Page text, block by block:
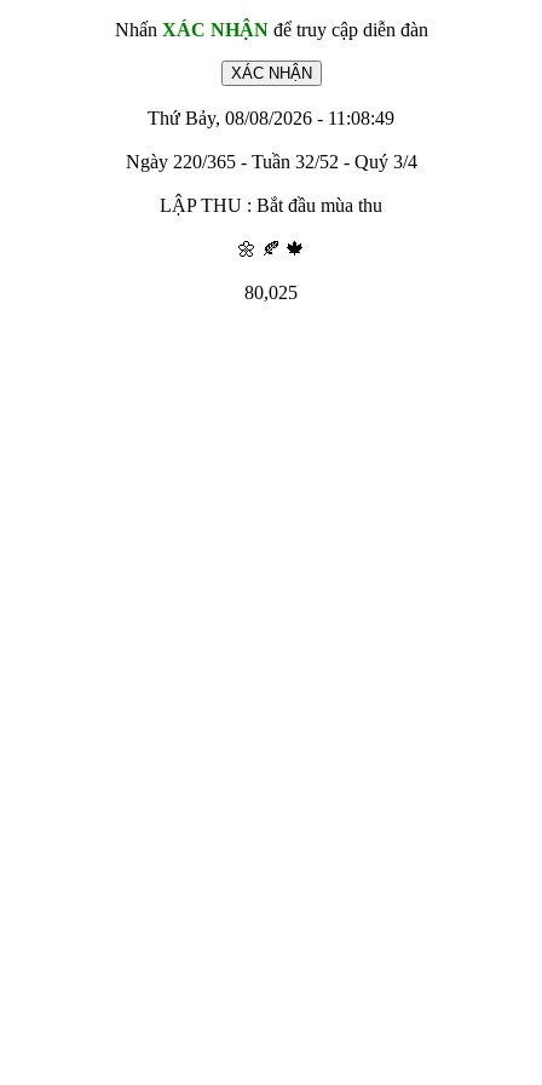
Nhấn XÁC NHẬNđể truy cập diễn đàn
Thứ Bảy, 08/08/2026 - 11:08:49
Ngày 220/365 - Tuần 32/52 - Quý 3/4
LẬP THU : Bắt đầu mùa thu
🌼 🍂 🍁
80,025